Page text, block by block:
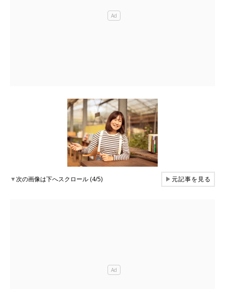
▼次の画像は下へスクロール (4/5) ▶元記事を見る